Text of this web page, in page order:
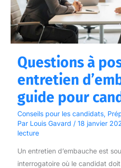
Questions à
entretien
guide pour
Conseils pour les candidats,
Par Louis Gavard / 18 janvier
lecture
Un entretien d’embauche est
interrogatoire où le candidat
d’embauche
:
guide
pour
candidats